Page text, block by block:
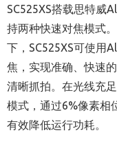
SC525XS搭载思特威
持两种快速对焦模式
下， SC525XS可使用
焦，实现准确、快速
清晰抓拍。在光线充足
模式，通过6%像素相
有效降低运行功耗。